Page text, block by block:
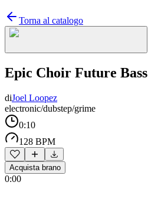
Torna al catalogo
Epic Choir Future Bass
diJoel Loopez
electronic/dubstep/grime
0:10
128 BPM
Acquista brano
0:00